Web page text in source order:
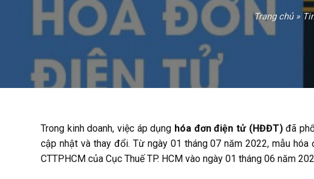
Trang chủ»
Trong kinh doanh, việc áp dụng hóa đơn điện tử (HĐĐT)đã
cập nhật và thay đổi. Từ ngày 01 tháng 07 năm 2022, mẫu
CTTPHCM của Cục Thuế TP. HCM vào ngày 01 tháng 06 năm